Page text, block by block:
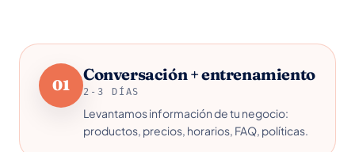
01
Conversación + entrenamiento
2-3 DÍAS
Levantamos información de tu negocio:
productos, precios, horarios, FAQ, políticas.